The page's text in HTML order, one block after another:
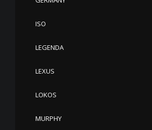
ISO
LEGENDA
LEXUS
LOKOS
MURPHY